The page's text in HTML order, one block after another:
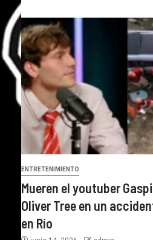
ENTRETENIMIENTO
Mueren el youtuber
Oliver Tree en un
en Río